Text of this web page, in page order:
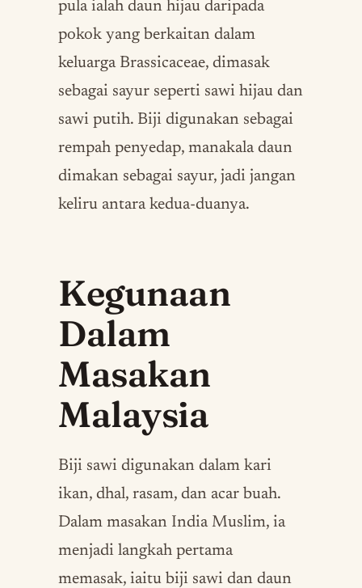
pula ialah daun hijau daripada
pokok yang berkaitan dalam
keluarga Brassicaceae, dimasak
sebagai sayur seperti sawi hijau dan
sawi putih. Biji digunakan sebagai
rempah penyedap, manakala daun
dimakan sebagai sayur, jadi jangan
keliru antara kedua-duanya.
Kegunaan
Dalam
Masakan
Malaysia
Biji sawi digunakan dalam kari
ikan, dhal, rasam, dan acar buah.
Dalam masakan India Muslim, ia
menjadi langkah pertama
memasak, iaitu biji sawi dan daun